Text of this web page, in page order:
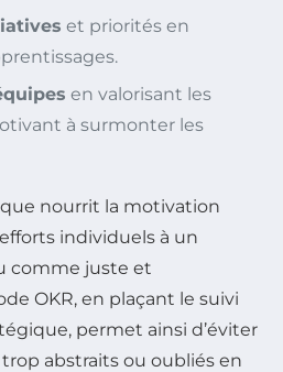
et priorités en
en valorisant les
à surmonter les
nourrit la motivation
individuels à un
comme juste et
OKR, en plaçant le suivi
permet ainsi d’éviter
abstraits ou oubliés en